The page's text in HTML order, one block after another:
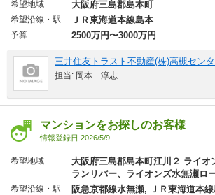
希望地域 大阪府三島郡島本町
希望沿線・駅 ＪＲ東海道本線島本
予算 2500万円〜3000万円
三井住友トラスト不動産(株)高槻セン
担当: 岡本 淳志
マンションをお探しのお客様
情報登録日 2026/5/9
希望地域
大阪府三島郡島本町江川２ ライオ
ランリバー、ライオンズ水無瀬ロ
希望沿線・駅 阪急京都線水無瀬, ＪＲ東海道本